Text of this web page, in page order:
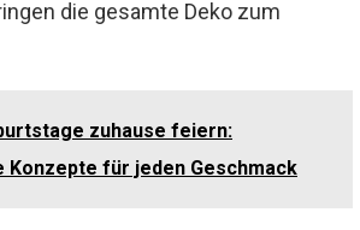
die gesamte Deko zum
zuhause feiern:
Konzepte für jeden Geschmack